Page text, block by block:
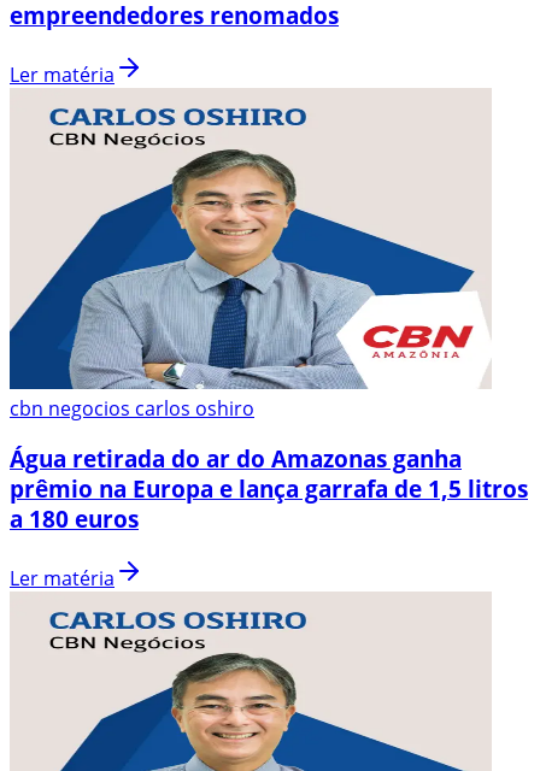
empreendedores renomados
Ler matéria
cbn negocios carlos oshiro
Água retirada do ar do Amazonas ganha
prêmio na Europa e lança garrafa de 1,5 litros
a 180 euros
Ler matéria